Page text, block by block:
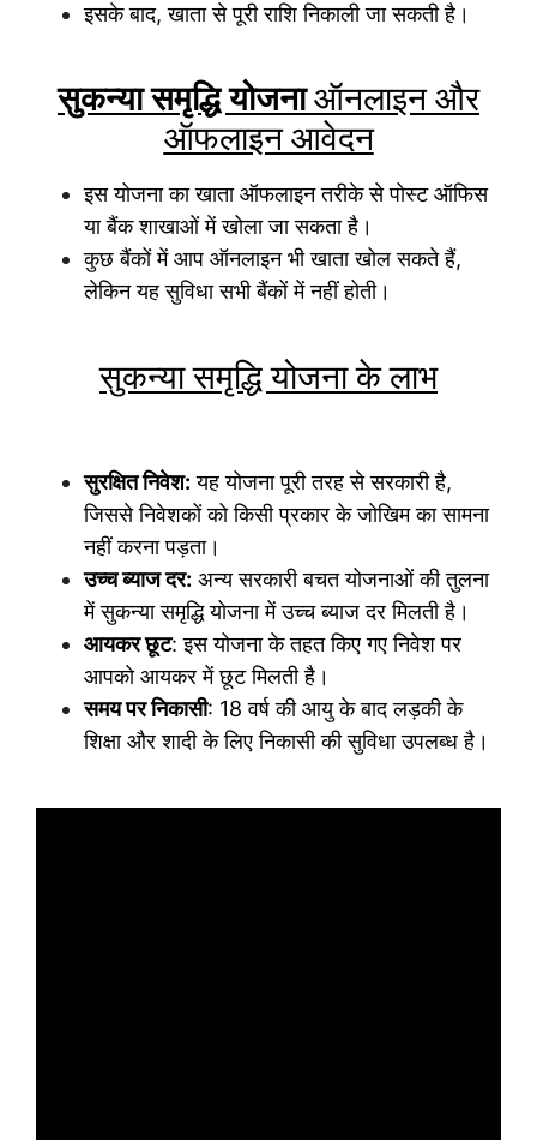
इसके बाद, खाता से पूरी राशि निकाली जा सकती है।
सुकन्या समृद्धि योजनाऑनलाइन और
ऑफलाइन आवेदन
इस योजना का खाता ऑफलाइन तरीके से पोस्ट ऑफिस
या बैंक शाखाओं में खोला जा सकता है।
कुछ बैंकों में आप ऑनलाइन भी खाता खोल सकते हैं,
लेकिन यह सुविधा सभी बैंकों में नहीं होती।
सुकन्या समृद्धि योजना के लाभ
सुरक्षित निवेश: यह योजना पूरी तरह से सरकारी है,
जिससे निवेशकों को किसी प्रकार के जोखिम का सामना
नहीं करना पड़ता।
उच्च ब्याज दर: अन्य सरकारी बचत योजनाओं की तुलना
में सुकन्या समृद्धि योजना में उच्च ब्याज दर मिलती है।
आयकर छूट: इस योजना के तहत किए गए निवेश पर
आपको आयकर में छूट मिलती है।
समय पर निकासी: 18 वर्ष की आयु के बाद लड़की के
शिक्षा और शादी के लिए निकासी की सुविधा उपलब्ध है।